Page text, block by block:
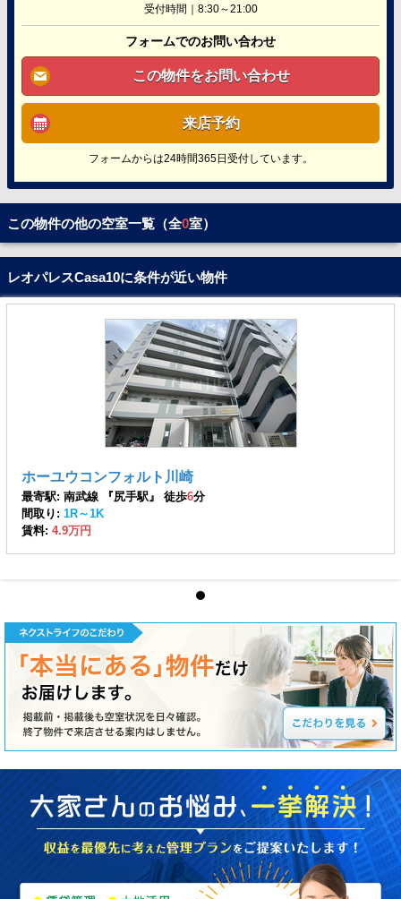
受付時間｜8:30～21:00
フォームでのお問い合わせ
この物件をお問い合わせ
来店予約
フォームからは24時間365日受付しています。
この物件の他の空室一覧（全0室）
レオパレスCasa10に条件が近い物件
ホーユウコンフォルト川崎
最寄駅: 南武線 『尻手駅』 徒歩6分
間取り: 1R～1K
賃料: 4.9万円